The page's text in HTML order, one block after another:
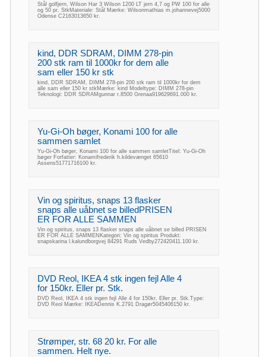
Stål golfjern, Wilson Har 3 Wilson 1200 LT jern 4,7 og PW 100 for alle
og 50 pr. StkMateriale: Stål Mærke: Wilsonmathias m.johannevej5000
Odense C2163013650 kr.
kind, DDR SDRAM, DIMM 278-pin
200 stk ram til 1000kr for dem alle
sam eller 150 kr stk
kind, DDR SDRAM, DIMM 278-pin 200 stk ram til 1000kr for dem
alle sam eller 150 kr stkMærke: kind Modeltype: DIMM 278-pin
Teknologi: DDR SDRAMgunnar r.8500 Grenaa919629691.000 kr.
Yu-Gi-Oh bøger, Konami 100 for alle
sammen samlet
Yu-Gi-Oh bøger, Konami 100 for alle sammen samletTitel: Yu-Gi-Oh
bøger Forfatter: Konamifrederik h.kildevænget 65610
Assens51771716100 kr.
Vin og spiritus, snaps 13 flasker
snaps alle uåbnet se billedPRISEN
ER FOR ALLE SAMMEN
Vin og spiritus, snaps 13 flasker snaps alle uåbnet se billed PRISEN
ER FOR ALLE SAMMENKategori: Vin og spiritus Produkt:
snapskarina l.kalundborgvej 84291 Ruds Vedby272420411.100 kr.
DVD Reol, IKEA 4 stk ingen fejl Alle 4
for 150kr. Eller pr. Stk.
DVD Reol, IKEA 4 stk ingen fejl Alle 4 for 150kr. Eller pr. Stk.Type:
DVD Reol Mærke: IKEADennis K.2791 Dragør5045406150 kr.
Strømper, str. 68 20 kr. For alle
sammen. Helt nye.